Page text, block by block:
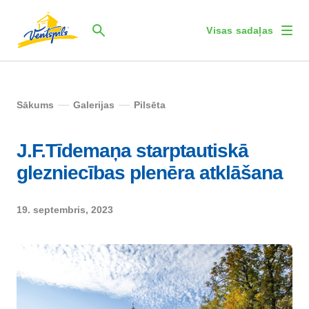
Visas sadaļas
Sākums Galerijas Pilsēta
J.F.Tīdemaņa starptautiskā
glezniecības plenēra atklāšana
19. septembris, 2023